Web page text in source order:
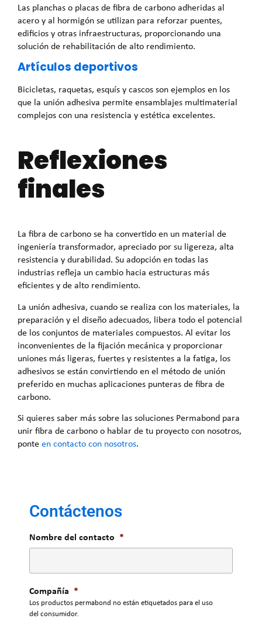
Las planchas o placas de fibra de carbono adheridas al
acero y al hormigón se utilizan para reforzar puentes,
edificios y otras infraestructuras, proporcionando una
solución de rehabilitación de alto rendimiento.
Artículos deportivos
Bicicletas, raquetas, esquís y cascos son ejemplos en los
que la unión adhesiva permite ensamblajes multimaterial
complejos con una resistencia y estética excelentes.
Reflexiones
finales
La fibra de carbono se ha convertido en un material de
ingeniería transformador, apreciado por su ligereza, alta
resistencia y durabilidad. Su adopción en todas las
industrias refleja un cambio hacia estructuras más
eficientes y de alto rendimiento.
La unión adhesiva, cuando se realiza con los materiales, la
preparación y el diseño adecuados, libera todo el potencial
de los conjuntos de materiales compuestos. Al evitar los
inconvenientes de la fijación mecánica y proporcionar
uniones más ligeras, fuertes y resistentes a la fatiga, los
adhesivos se están convirtiendo en el método de unión
preferido en muchas aplicaciones punteras de fibra de
carbono.
Si quieres saber más sobre las soluciones Permabond para
unir fibra de carbono o hablar de tu proyecto con nosotros,
ponteen contacto con nosotros.
Contáctenos
Nombre del contacto *
Compañía *
Los productos permabond no están etiquetados para el uso
del consumidor.